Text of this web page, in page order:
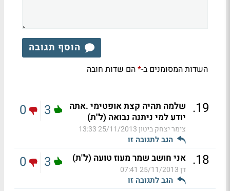
הוסף תגובה
השדות המסומנים ב-*הם שדות חובה
19
. שלמה תהיה קצת אופטימי .אתה
יודע למי ניתנה נבואה (ל"ת)
צימר יצחק ביטון25/11/2013 13:33
הגב לתגובה זו
3
0
18
. אני חושב שמר מעוז טועה (ל"ת)
דן25/11/2013 07:41
הגב לתגובה זו
3
0